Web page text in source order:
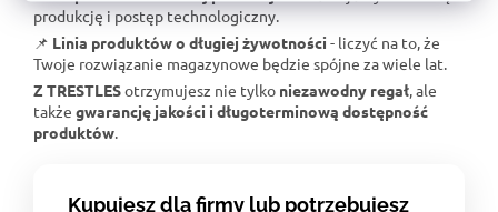
produkcję i postęp technologiczny.
📌 Linia produktów o długiej żywotności - liczyć na to, że
Twoje rozwiązanie magazynowe będzie spójne za wiele lat.
Z TRESTLESotrzymujesz nie tylko niezawodny regał , ale
także gwarancję jakości i długoterminową dostępność
produktów
Kupujesz dla firmy lub potrzebujesz